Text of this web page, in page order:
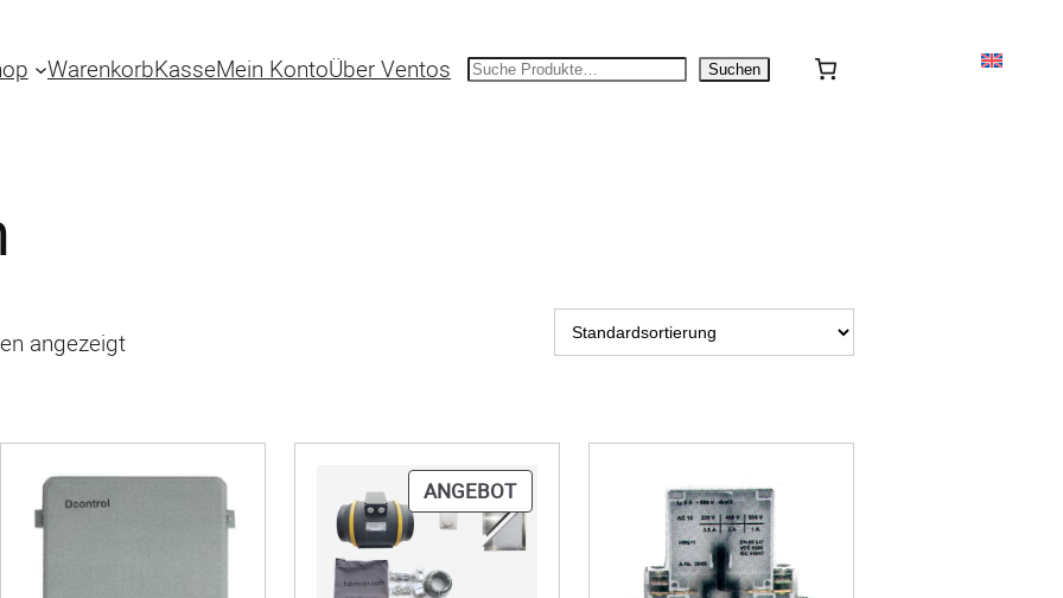
WarenkorbKasseMein KontoÜber Ventos Suchen Suchen
angezeigt
ANGEBOTP
R
O